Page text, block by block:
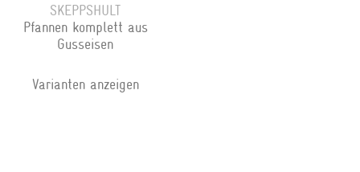
SKEPPSHULT
Pfannen komplett aus
Gusseisen
Varianten anzeigen